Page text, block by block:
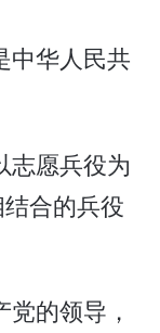
中华人民共
志愿兵役为
合的兵役
的领导，